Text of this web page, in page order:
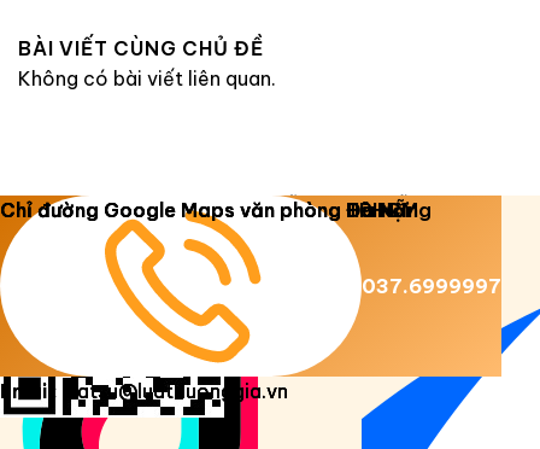
BÀI VIẾT CÙNG CHỦ ĐỀ
Không có bài viết liên quan.
Copyright 2026 © Luật Dương Gia